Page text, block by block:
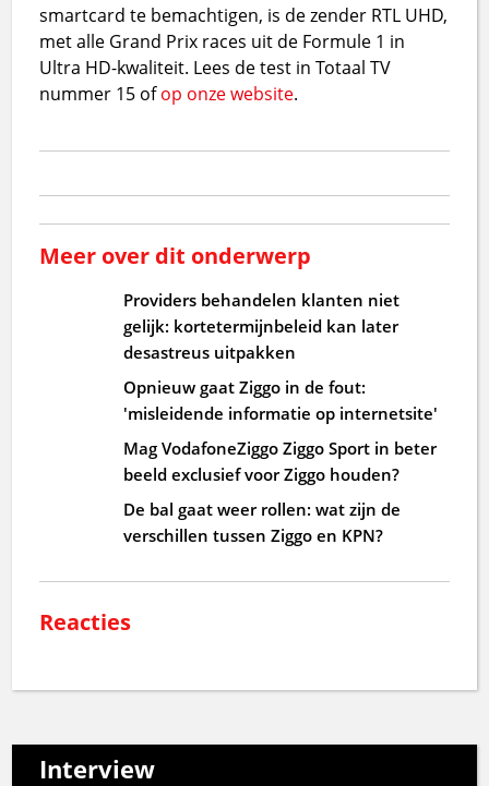
smartcard te bemachtigen, is de zender RTL UHD,
met alle Grand Prix races uit de Formule 1 in
Ultra HD-kwaliteit. Lees de test in Totaal TV
nummer 15 ofop onze website.
Meer over dit onderwerp
Providers behandelen klanten niet
gelijk: kortetermijnbeleid kan later
desastreus uitpakken
Opnieuw gaat Ziggo in de fout:
'misleidende informatie op internetsite'
Mag VodafoneZiggo Ziggo Sport in beter
beeld exclusief voor Ziggo houden?
De bal gaat weer rollen: wat zijn de
verschillen tussen Ziggo en KPN?
Reacties
Interview